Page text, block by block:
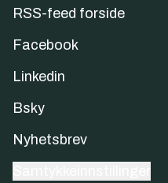
RSS-feed forside
Facebook
Linkedin
Bsky
Nyhetsbrev